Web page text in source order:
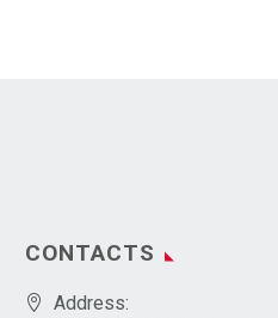
CONTACTS
Address: